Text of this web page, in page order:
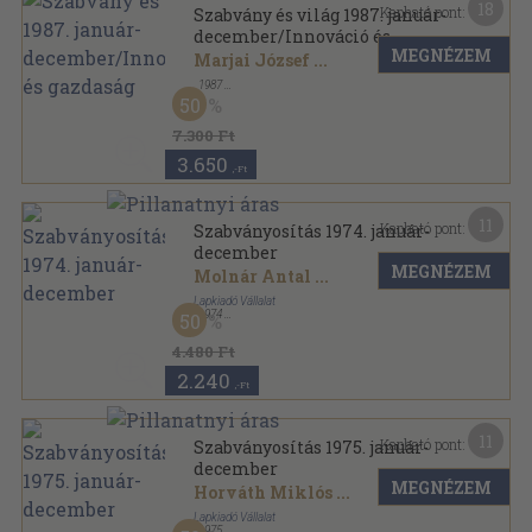
Szabvány és világ 1987. január-
december/Innováció és
gazdaság
Marjai József ...
1987
Könyvkötői kötés
Szabvány és világ sorozat
7.300 Ft
50
3.650 ,-Ft
Kapható pont:
MEGNÉZEM
Szabványosítás 1974. január-
december
Molnár Antal ...
Lapkiadó Vállalat
, 1974
Könyvkötői kötés
4.480 Ft
50
2.240 ,-Ft
Kapható pont:
MEGNÉZEM
Szabványosítás 1975. január-
december
Horváth Miklós ...
Lapkiadó Vállalat
Kapható pont:
MEGNÉZEM